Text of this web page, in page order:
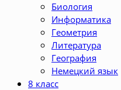
Биология
Информатика
Геометрия
Литература
География
Немецкий язык
8 класс